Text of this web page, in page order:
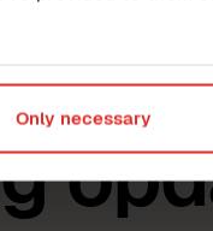
Only necessary